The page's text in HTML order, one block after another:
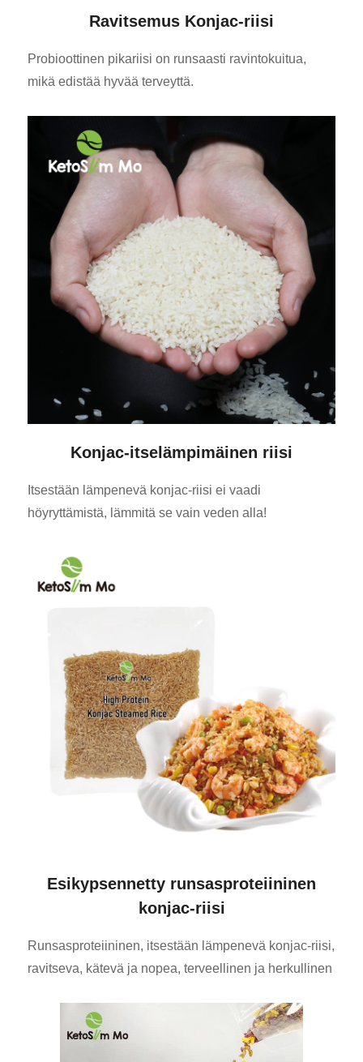
Ravitsemus Konjac-riisi
Probioottinen pikariisi on runsaasti ravintokuitua,
mikä edistää hyvää terveyttä.
Konjac-itselämpimäinen riisi
Itsestään lämpenevä konjac-riisi ei vaadi
höyryttämistä, lämmitä se vain veden alla!
Esikypsennetty runsasproteiininen
konjac-riisi
Runsasproteiininen, itsestään lämpenevä konjac-riisi,
ravitseva, kätevä ja nopea, terveellinen ja herkullinen